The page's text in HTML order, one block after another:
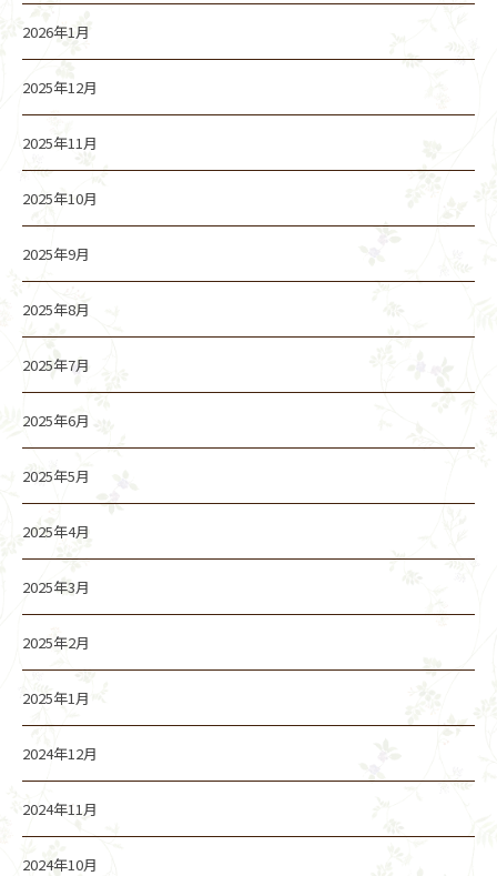
2026年1月
2025年12月
2025年11月
2025年10月
2025年9月
2025年8月
2025年7月
2025年6月
2025年5月
2025年4月
2025年3月
2025年2月
2025年1月
2024年12月
2024年11月
2024年10月